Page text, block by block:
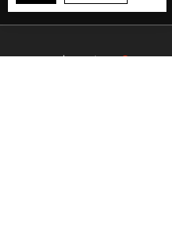
الجدول البث المباشر